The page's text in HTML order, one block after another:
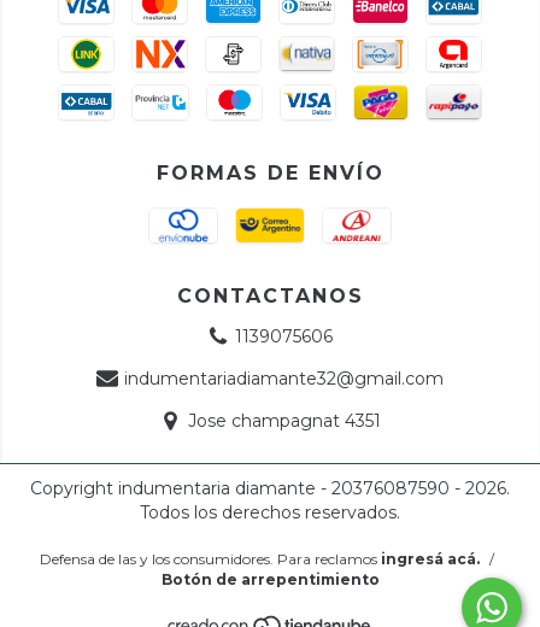
FORMAS DE ENVÍO
CONTACTANOS
1139075606
indumentariadiamante32@gmail.com
Jose champagnat 4351
Copyright indumentaria diamante - 20376087590 - 2026.
Todos los derechos reservados.
Defensa de las y los consumidores. Para reclamos ingresá acá. /
Botón de arrepentimiento